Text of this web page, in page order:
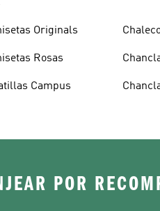
Originals
Rosas
Campus
POR